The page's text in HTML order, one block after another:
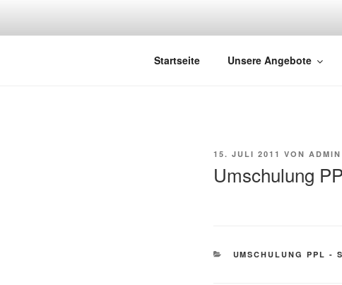
Fliegen Sie entlang der Weser und
Startseite Unsere Angebote
VERÖFFENTLICHT
15. JULI 2011 VON ADMIN
Umschulung
KATEGORIEN
UMSCHULUNG PPL -